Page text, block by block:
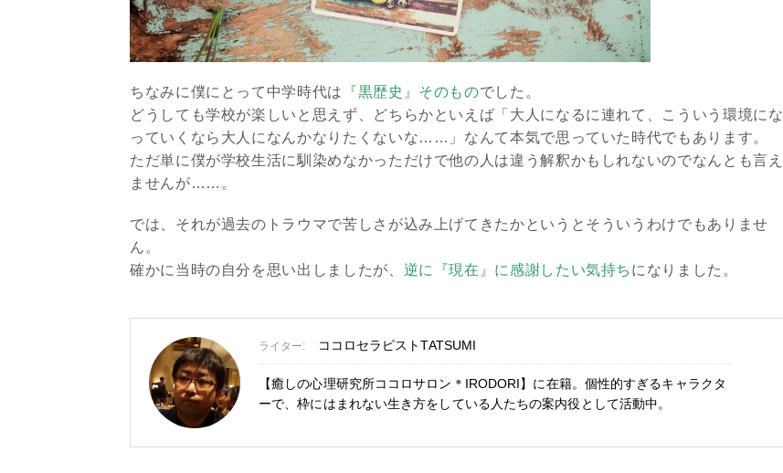
ちなみに僕にとって中学時代は 『黒歴史』そのものでした。
どうしても学校が楽しいと思えず、どちらかといえば「大人になるに連れて、こういう環境にな
っていくなら大人になんかなりたくないな……」なんて本気で思っていた時代でもあります。
ただ単に僕が学校生活に馴染めなかっただけで他の人は違う解釈かもしれないのでなんとも言え
ませんが……。
では、それが過去のトラウマで苦しさが込み上げてきたかというとそういうわけでもありませ
ん。
確かに当時の自分を思い出しましたが、 逆に『現在』に感謝したい気持ち になりました。
ライター: ココロセラピストTATSUMI
【癒しの心理研究所ココロサロン＊IRODORI】に在籍。個性的すぎるキャラクタ
ーで、枠にはまれない生き方をしている人たちの案内役として活動中。